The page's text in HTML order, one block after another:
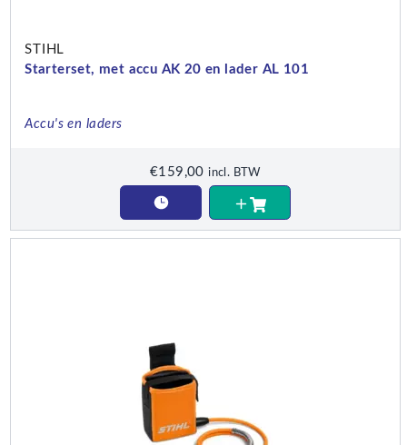
STIHL
Starterset, met accu AK 20 en lader AL 101
Accu's en laders
€159,00 incl. BTW